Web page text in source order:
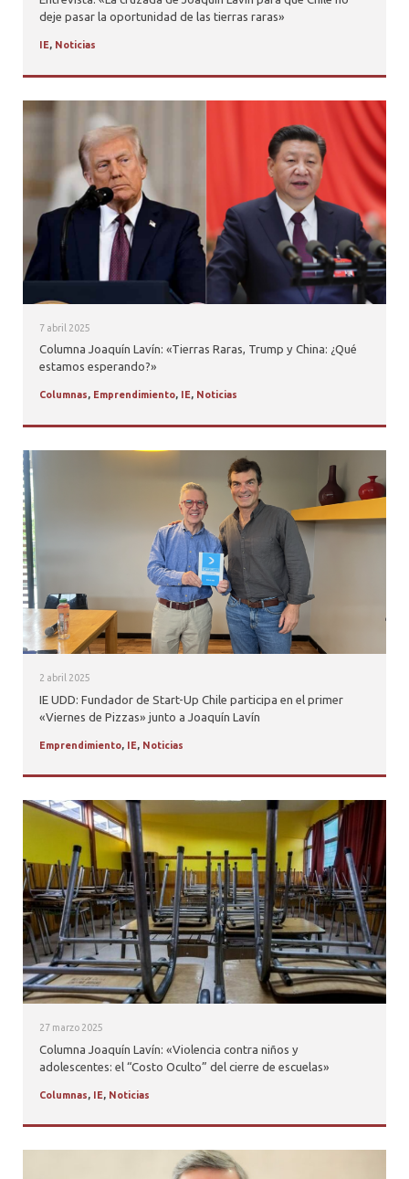
deje pasar la oportunidad de las tierras raras»
IE, Noticias
7 abril 2025
Columna Joaquín Lavín: «Tierras Raras, Trump y China: ¿Qué
estamos esperando?»
Columnas, Emprendimiento, IE, Noticias
2 abril 2025
IE UDD: Fundador de Start-Up Chile participa en el primer
«Viernes de Pizzas» junto a Joaquín Lavín
Emprendimiento, IE, Noticias
27 marzo 2025
Columna Joaquín Lavín: «Violencia contra niños y
adolescentes: el “Costo Oculto” del cierre de escuelas»
Columnas, IE, Noticias